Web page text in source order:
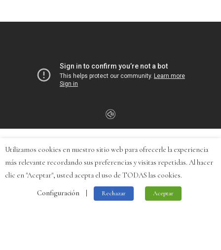
Utilizamos cookies en nuestro sitio web para ofrecerle la experiencia
más relevante recordando sus preferencias y visitas repetidas. Al hacer
clic en "Aceptar", usted acepta el uso de TODAS las cookies.
Configuración
| Rechazar Aceptar